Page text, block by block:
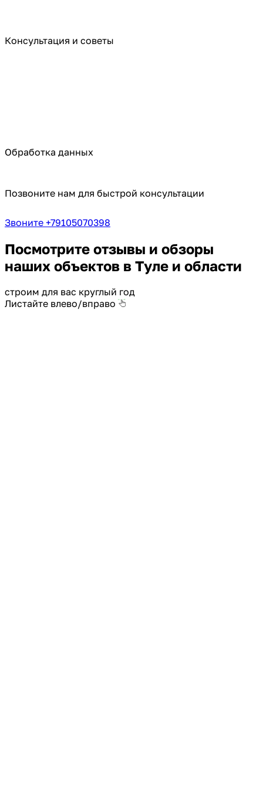
Консультация и советы
Обработка данных
Позвоните нам для быстрой консультации
Звоните +79105070398
Посмотрите отзывы и обзоры
наших объектов в Туле и области
строим для вас круглый год
Листайте влево/вправо